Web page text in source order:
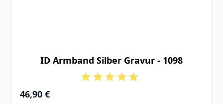
ID Armband Silber Gravur - 1098
Ab
46,90 €